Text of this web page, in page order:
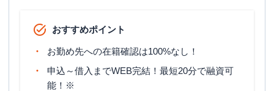
おすすめポイント
お勤め先への在籍確認は100%なし！
申込～借入までWEB完結！最短20分で融資可
能！※